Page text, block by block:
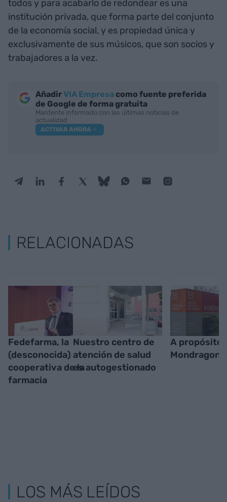
todos y para acabarlo de redondear es una
institución privada, que forma parte del conjunto
de la economía social, y es propiedad única y
exclusivamente de sus músicos, que son socios y
trabajadores a la vez.
AñadirVIA Empresa como fuente preferida
de Google de forma gratuita
Mantente informado con las últimas noticias de
actualidad
ACTIVAR AHORA
RELACIONADAS
Fedefarma, la
(desconocida)
cooperativa de la
farmacia
Nuestro centro de
atención de salud
es autogestionado
A propósito
Mondragon
LOS MÁS LEÍDOS